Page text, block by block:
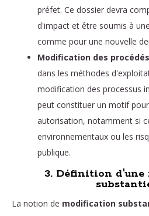
préfet. Ce dossier devra
d'impact et être soumis à
comme pour une nouvelle
Modification des procédés
dans les méthodes
modification des processus
peut constituer un motif
autorisation, notamment si
environnementaux ou les
publique.
3. Définition
La notion de modification